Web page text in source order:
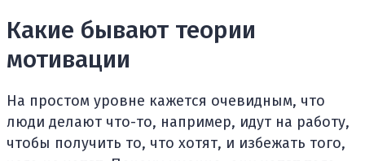
Какие бывают теории
мотивации
На простом уровне кажется очевидным, что
люди делают что-то, например, идут на работу,
чтобы получить то, что хотят, и избежать того,